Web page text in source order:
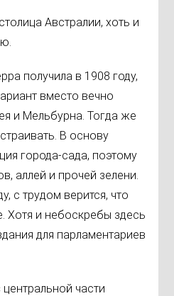
Австралии, хоть и
получила в 1908 году,
вместо вечно
и Мельбурна. Тогда же
В основу
города-сада, поэтому
аллей и прочей зелени.
с трудом верится, что
Хотя и небоскребы здесь
для парламентариев
части